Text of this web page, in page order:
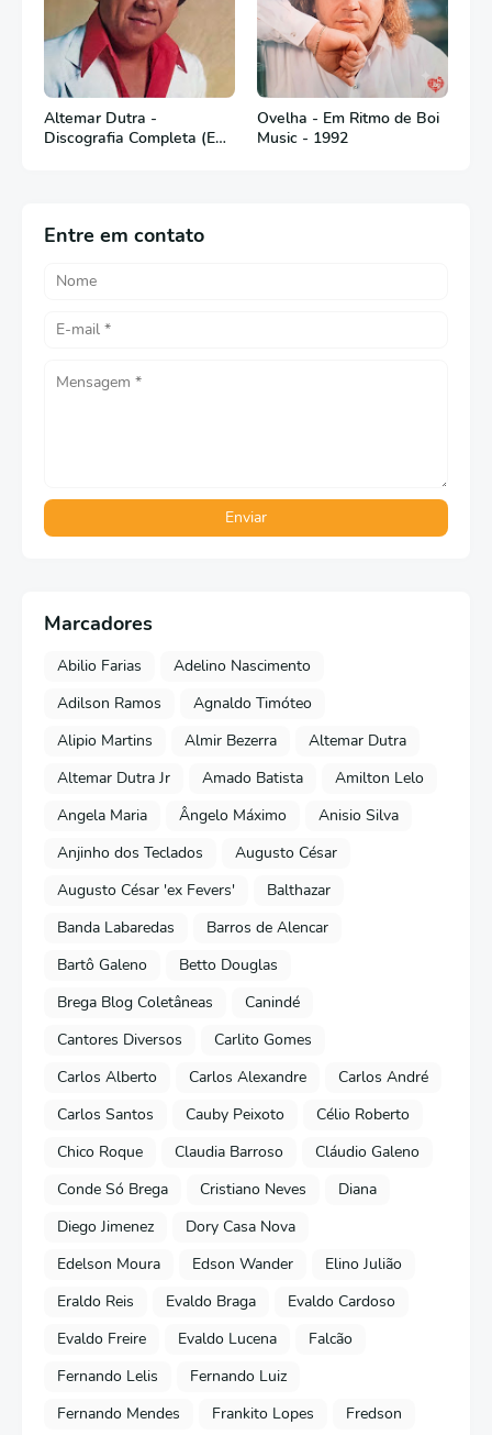
Altemar Dutra -
Discografia Completa (Em
Ovelha - Em Ritmo de Boi
Music - 1992
Entre em contato
Marcadores
Abilio Farias
Adelino Nascimento
Adilson Ramos
Agnaldo Timóteo
Alipio Martins
Almir Bezerra
Altemar Dutra
Altemar Dutra Jr
Amado Batista
Amilton Lelo
Angela Maria
Ângelo Máximo
Anisio Silva
Anjinho dos Teclados
Augusto César
Augusto César 'ex Fevers'
Balthazar
Banda Labaredas
Barros de Alencar
Bartô Galeno
Betto Douglas
Brega Blog Coletâneas
Canindé
Cantores Diversos
Carlito Gomes
Carlos Alberto
Carlos Alexandre
Carlos André
Carlos Santos
Cauby Peixoto
Célio Roberto
Chico Roque
Claudia Barroso
Cláudio Galeno
Conde Só Brega
Cristiano Neves
Diana
Diego Jimenez
Dory Casa Nova
Edelson Moura
Edson Wander
Elino Julião
Eraldo Reis
Evaldo Braga
Evaldo Cardoso
Evaldo Freire
Evaldo Lucena
Falcão
Fernando Lelis
Fernando Luiz
Fernando Mendes
Frankito Lopes
Fredson